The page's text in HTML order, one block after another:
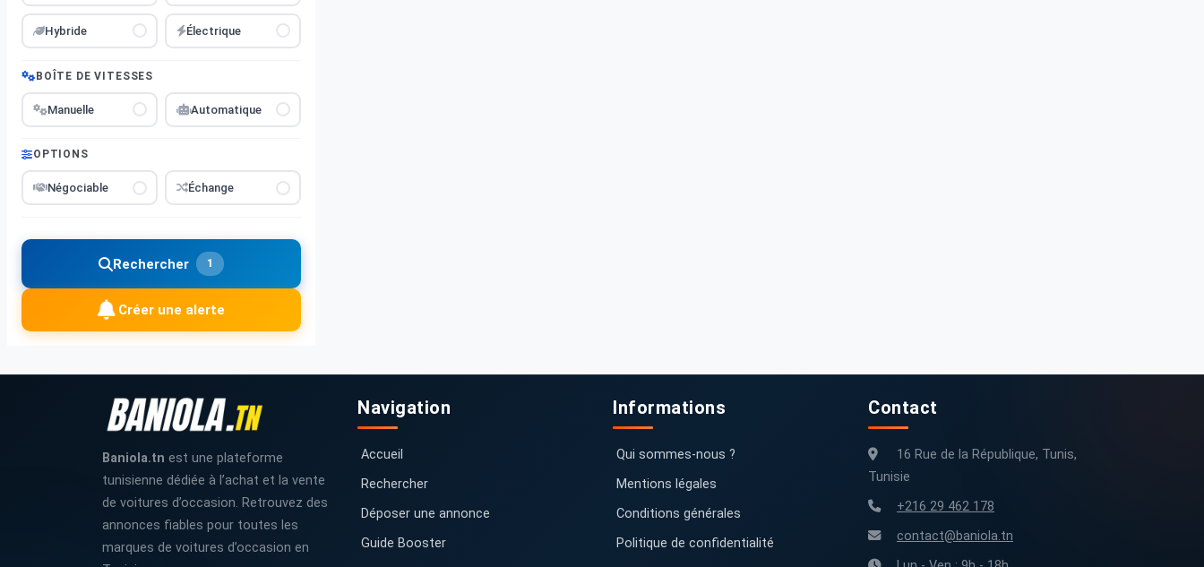
Hybride Électrique
BOÎTE DE VITESSES
Manuelle Automatique
OPTIONS
Négociable Échange
Rechercher 1
Créer une alerte
Baniola.tn est une plateforme
tunisienne dédiée à l’achat et la vente
de voitures d’occasion. Retrouvez des
annonces fiables pour toutes les
marques de voitures d’occasion en
Navigation
Accueil
Rechercher
Déposer une annonce
Guide Booster
Informations
Qui sommes-nous ?
Mentions légales
Conditions générales
Politique de confidentialité
Contact
16 Rue de la République, Tunis,
Tunisie
+216 29 462 178
contact@baniola.tn